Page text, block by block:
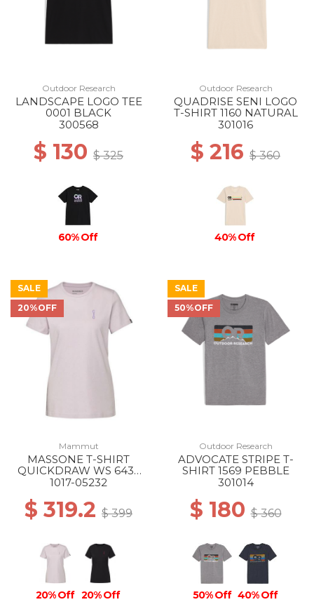
Outdoor Research
LANDSCAPE LOGO TEE
0001 BLACK
300568
$ 130 $ 325
60% Off
Outdoor Research
QUADRISE SENI LOGO
T-SHIRT 1160 NATURAL
301016
$ 216 $ 360
40% Off
SALE
20%OFF
Mammut
MASSONE T-SHIRT
QUICKDRAW WS 6433
ALPINE CALAMINT
1017-05232
$ 319.2 $ 399
20% Off 20% Off
SALE
50%OFF
Outdoor Research
ADVOCATE STRIPE T-
SHIRT 1569 PEBBLE
301014
$ 180$ 360
50% Off 40% Off